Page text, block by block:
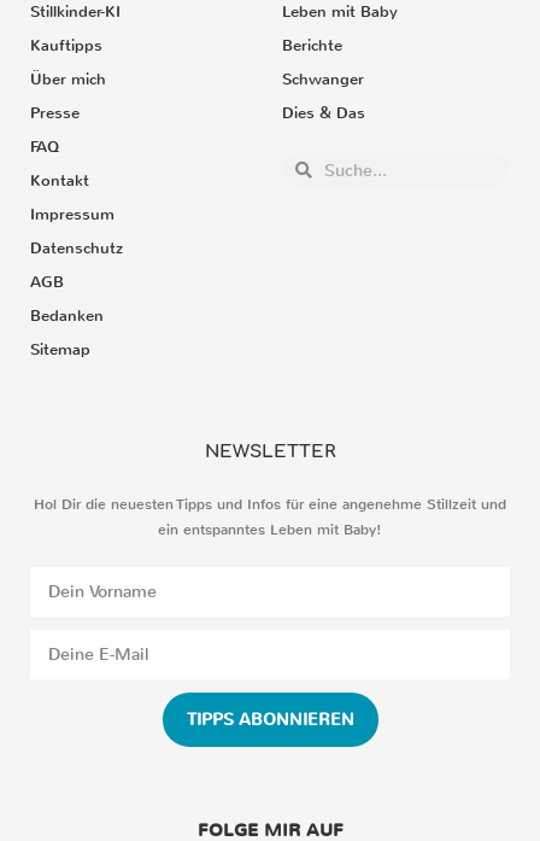
Stillkinder-KI
Kauftipps
Über mich
Presse
FAQ
Kontakt
Impressum
Datenschutz
AGB
Bedanken
Sitemap
Leben mit Baby
Berichte
Schwanger
Dies & Das
NEWSLETTER
Hol Dir die neuesten Tipps und Infos für eine angenehme Stillzeit und
ein entspanntes Leben mit Baby!
TIPPS ABONNIEREN
FOLGE MIR AUF